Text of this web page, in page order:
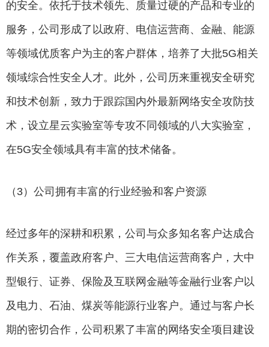
的安全。依托于技术领先、质量过硬的产品和专业的
服务，公司形成了以政府、电信运营商、金融、能源
等领域优质客户为主的客户群体，培养了大批5G相关
领域综合性安全人才。此外，公司历来重视安全研究
和技术创新，致力于跟踪国内外最新网络安全攻防技
术，设立星云实验室等专攻不同领域的八大实验室，
在5G安全领域具有丰富的技术储备。
（3）公司拥有丰富的行业经验和客户资源
经过多年的深耕和积累，公司与众多知名客户达成合
作关系，覆盖政府客户、三大电信运营商客户，大中
型银行、证券、保险及互联网金融等金融行业客户以
及电力、石油、煤炭等能源行业客户。通过与客户长
期的密切合作，公司积累了丰富的网络安全项目建设